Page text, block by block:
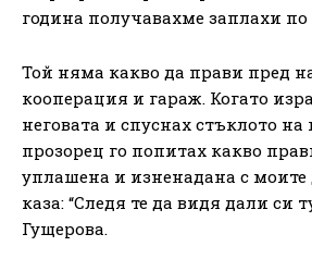
година получавахме заплахи по
Той няма какво да прави пред
кооперация и гараж. Когато
неговата и спуснах стъклото
прозорец го попитах какво
уплашена и изненадана с
каза: “Следя те да видя дали си
Гущерова.